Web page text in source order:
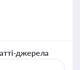
джерела